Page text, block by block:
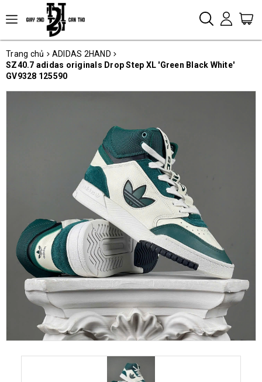
Trang chủ
ADIDAS 2HAND
SZ40.7 adidas originals Drop Step XL 'Green Black White'
GV9328 125590